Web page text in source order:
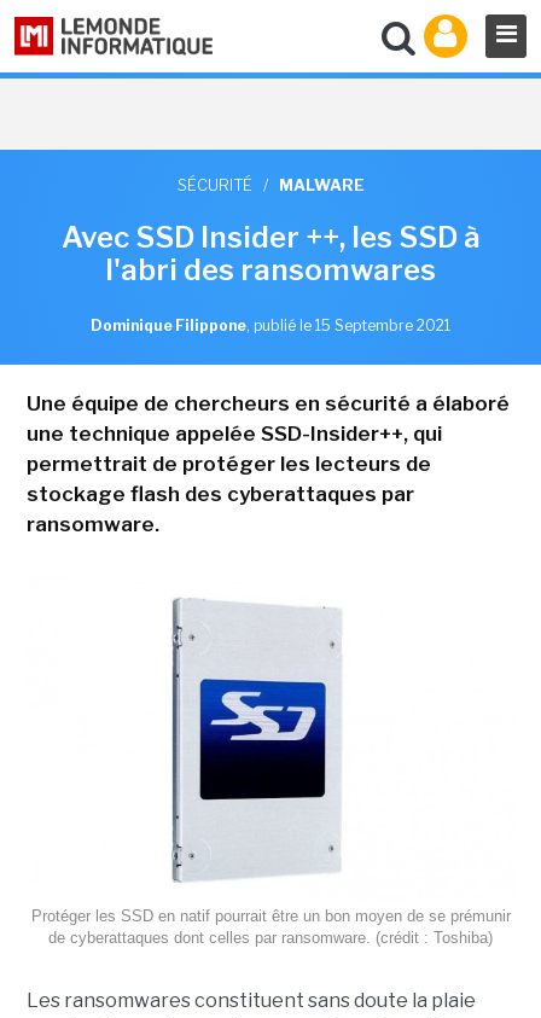
SÉCURITÉ / MALWARE
Avec SSD Insider ++, les SSD à
l'abri des ransomwares
Dominique Filippone, publié le 15 Septembre 2021
Une équipe de chercheurs en sécurité a élaboré
une technique appelée SSD-Insider++, qui
permettrait de protéger les lecteurs de
stockage flash des cyberattaques par
ransomware.
Protéger les SSD en natif pourrait être un bon moyen de se prémunir
de cyberattaques dont celles par ransomware. (crédit : Toshiba)
Les ransomwares constituent sans doute la plaie